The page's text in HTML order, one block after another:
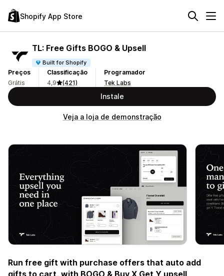
Shopify App Store
TL: Free Gifts BOGO & Upsell
Built for Shopify
Preços
Grátis
Classificação
4,9
(421)
Programador
Tek Labs
Instale
Veja a loja de demonstração
Run free gift with purchase offers that auto add